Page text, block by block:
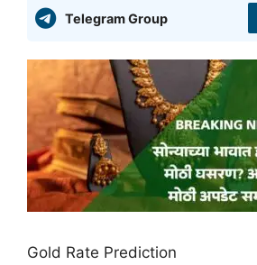
Telegram Group
Gold Rate Prediction